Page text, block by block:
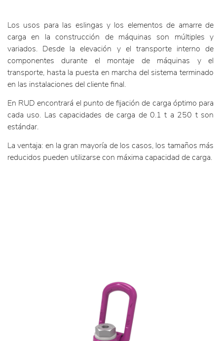
Los usos para las eslingas y los elementos de amarre de
carga en la construcción de máquinas son múltiples y
variados. Desde la elevación y el transporte interno de
componentes durante el montaje de máquinas y el
transporte, hasta la puesta en marcha del sistema terminado
en las instalaciones del cliente final.
En RUD encontrará el punto de fijación de carga óptimo para
cada uso. Las capacidades de carga de 0.1 t a 250 t son
estándar.
La ventaja: en la gran mayoría de los casos, los tamaños más
reducidos pueden utilizarse con máxima capacidad de carga.